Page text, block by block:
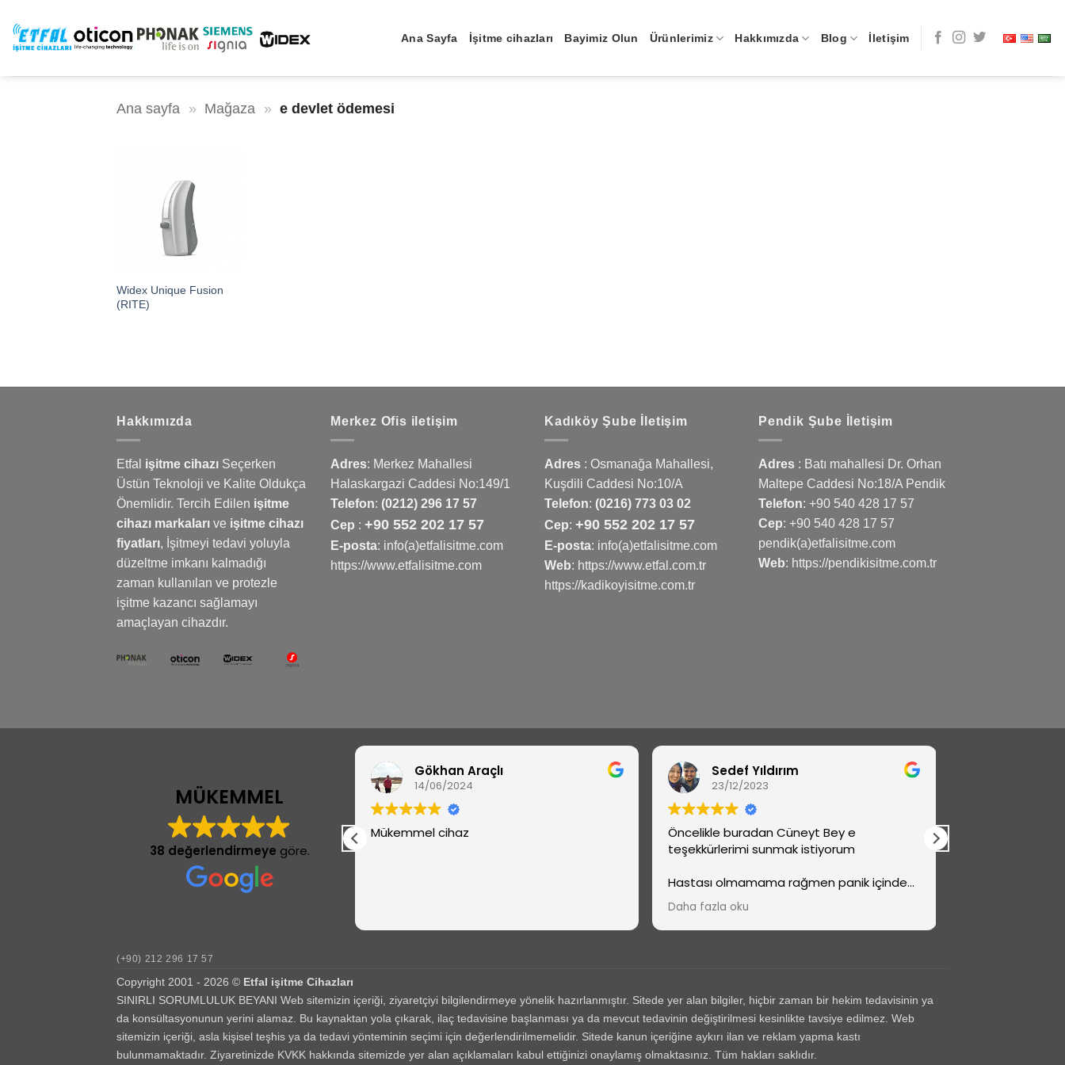
atla
Ana Sayfa İşitme cihazları Bayimiz Olun Ürünlerimiz Hakkımızda Blog İletişim
Ana sayfa » Mağaza » e devlet ödemesi
Widex Unique Fusion
(RITE)
Hakkımızda
Etfal işitme cihazı Seçerken
Üstün Teknoloji ve Kalite Oldukça
Önemlidir. Tercih Edilen işitme
cihazı markaları ve işitme cihazı
fiyatları, İşitmeyi tedavi yoluyla
düzeltme imkanı kalmadığı
zaman kullanılan ve protezle
işitme kazancı sağlamayı
amaçlayan cihazdır.
Merkez Ofis iletişim
Adres: Merkez Mahallesi
Halaskargazi Caddesi No:149/1
Telefon: (0212) 296 17 57
Cep : +90 552 202 17 57
E-posta: info(a)etfalisitme.com
https://www.etfalisitme.com
Kadıköy Şube İletişim
Adres : Osmanağa Mahallesi,
Kuşdili Caddesi No:10/A
Telefon: (0216) 773 03 02
Cep: +90 552 202 17 57
E-posta: info(a)etfalisitme.com
Web: https://www.etfal.com.tr
https://kadikoyisitme.com.tr
Pendik Şube İletişim
Adres : Batı mahallesi Dr. Orhan
Maltepe Caddesi No:18/A Pendik
Telefon: +90 540 428 17 57
Cep: +90 540 428 17 57
pendik(a)etfalisitme.com
Web: https://pendikisitme.com.tr
MÜKEMMEL
38 değerlendirmeye göre.
Arkadaşımın tavsiyesi üzerine tanıştığım
etfal işitmenin 5 yıldır cihazlarını
kullanıyorum her gittiğim de aynı ilgi ve
Gökhan Araçlı
14/06/2024
Mükemmel cihaz
Sedef Yıldırım
23/12/2023
Öncelikle buradan Cüneyt Bey e
teşekkürlerimi sunmak istiyorum
Hastası olmamama rağmen panik içinde
derdime çare ararken beni geri çevirmeyip
cihazımın sorunu halletmiştir vaktini ayırdığı
çok teşekkür ediyorum buraya gelmeyi
danışmanlık almak çok önemli
Daha fazla oku
(+90) 212 296 17 57
Copyright 2001 - 2026 © Etfal işitme Cihazları
SINIRLI SORUMLULUK BEYANI Web sitemizin içeriği, ziyaretçiyi bilgilendirmeye yönelik hazırlanmıştır. Sitede yer alan bilgiler, hiçbir zaman bir hekim tedavisinin ya
da konsültasyonunun yerini alamaz. Bu kaynaktan yola çıkarak, ilaç tedavisine başlanması ya da mevcut tedavinin değiştirilmesi kesinlikte tavsiye edilmez. Web
sitemizin içeriği, asla kişisel teşhis ya da tedavi yönteminin seçimi için değerlendirilmemelidir. Sitede kanun içeriğine aykırı ilan ve reklam yapma kastı
bulunmamaktadır. Ziyaretinizde KVKK hakkında sitemizde yer alan açıklamaları kabul ettiğinizi onaylamış olmaktasınız. Tüm hakları saklıdır.